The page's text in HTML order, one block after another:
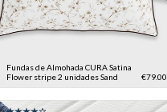
Fundas de Almohada CURA Satina
Flower stripe 2 unidadesSand €79.00